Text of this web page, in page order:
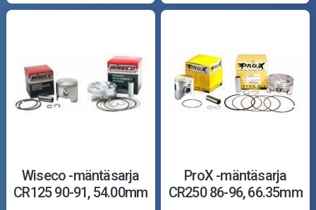
Wiseco -mäntäsarja
CR125 90-91, 54.00mm
ProX -mäntäsarja
CR250 86-96, 66.35mm